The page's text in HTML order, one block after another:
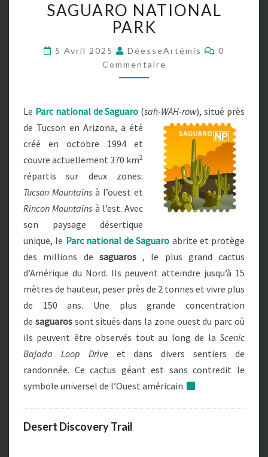
A
G
U
A
R
O
T
I
O
N
L
P
A
R
SAGUARO NATIONAL
PARK
5 Avril 2025 DéesseArtémis
C
O
A
R
E
S
0
Commentaire
Le Parc national de Saguaro (sah-WAH-row), situé près
de Tucson en Arizona, a été
créé en octobre 1994 et
couvre actuellement 370 km2
répartis sur deux zones:
Tucson Mountains à l’ouest et
Rincon Mountains à l’est. Avec
son paysage désertique
unique, le Parc national de Saguaro abrite et protège
des millions de saguaros , le plus grand cactus
d’Amérique du Nord. Ils peuvent atteindre jusqu’à 15
mètres de hauteur, peser près de 2 tonnes et vivre plus
de 150 ans. Une plus grande concentration
de saguarossont situés dans la zone ouest du parc où
ils peuvent être observés tout au long de la Scenic
Bajada Loop Drive et dans divers sentiers de
randonnée. Ce cactus géant est sans contredit le
symbole universel de l’Ouest américain.
Desert Discovery Trail